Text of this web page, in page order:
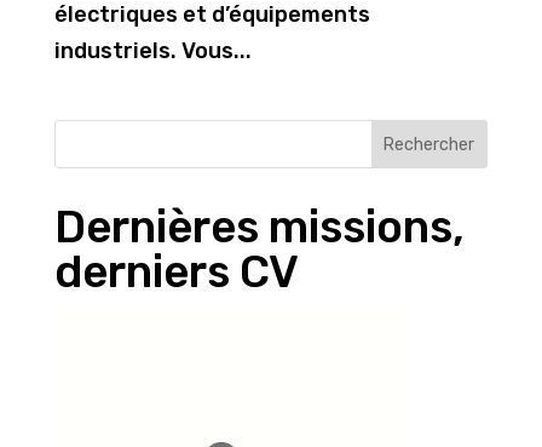
électriques et d’équipements
industriels. Vous...
Rechercher
Dernières missions,
derniers CV